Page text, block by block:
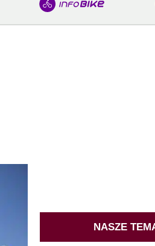
NASZE